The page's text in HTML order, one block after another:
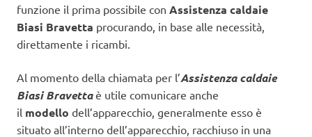
funzione il prima possibile con Assistenza caldaie
Biasi Bravetta procurando, in base alle necessità,
direttamente i ricambi.
Al momento della chiamata per l’Assistenza caldaie
Biasi Bravettaè utile comunicare anche
il modello dell’apparecchio, generalmente esso è
situato all’interno dell’apparecchio, racchiuso in una